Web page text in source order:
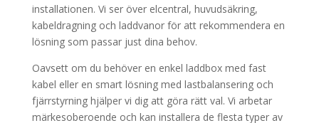
installationen. Vi ser över elcentral, huvudsäkring,
kabeldragning och laddvanor för att rekommendera en
lösning som passar just dina behov.
Oavsett om du behöver en enkel laddbox med fast
kabel eller en smart lösning med lastbalansering och
fjärrstyrning hjälper vi dig att göra rätt val. Vi arbetar
märkesoberoende och kan installera de flesta typer av